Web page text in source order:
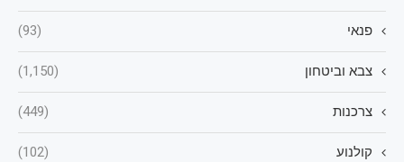
פנאי (93)
צבא וביטחון (1,150)
צרכנות (449)
קולנוע (102)